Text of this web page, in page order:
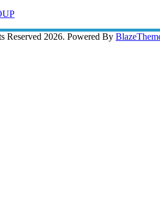
Reserved 2026. Powered By